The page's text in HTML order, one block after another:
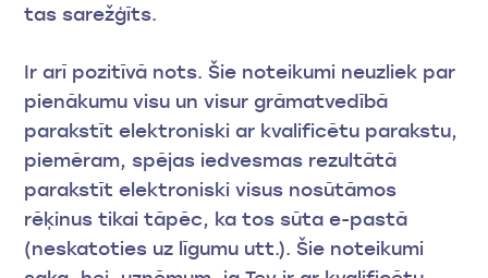
tas sarežģīts.
Ir arī pozitīvā nots. Šie noteikumi neuzliek par
pienākumu visu un visur grāmatvedībā
parakstīt elektroniski ar kvalificētu parakstu,
piemēram, spējas iedvesmas rezultātā
parakstīt elektroniski visus nosūtāmos
rēķinus tikai tāpēc, ka tos sūta e-pastā
(neskatoties uz līgumu utt.). Šie noteikumi